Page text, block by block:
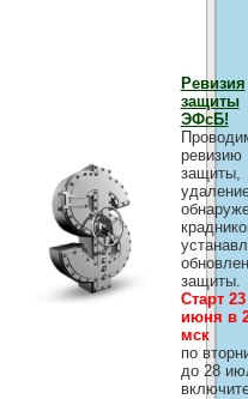
Ревизия
защиты
ЭФсБ!
ревизию
защиты,
защиты.
Старт 23
июня в
мск
по
до 28